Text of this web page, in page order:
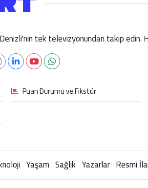
tek televizyonundan takip edin.
Puan Durumu ve Fikstür
Yaşam Sağlık Yazarlar Resmi